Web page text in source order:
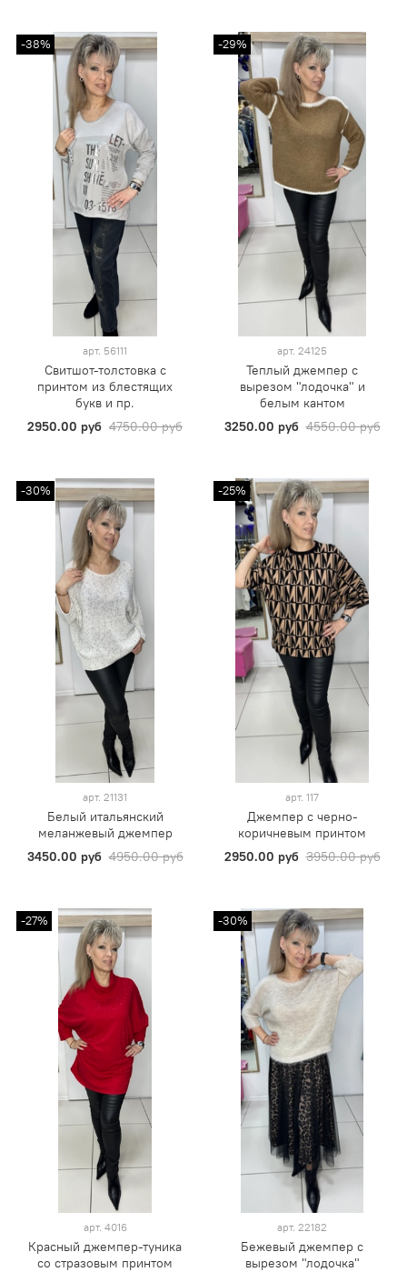
-38%
арт. 56111
Свитшот-толстовка с
принтом из блестящих
букв и пр.
2950.00 руб 4750.00 руб
-29%
арт. 24125
Теплый джемпер с
вырезом "лодочка" и
белым кантом
3250.00 руб 4550.00 руб
-30%
арт. 21131
Белый итальянский
меланжевый джемпер
3450.00 руб 4950.00 руб
-25%
арт. 117
Джемпер с черно-
коричневым принтом
2950.00 руб 3950.00 руб
-27%
арт. 4016
Красный джемпер-туника
со стразовым принтом
-30%
арт. 22182
Бежевый джемпер с
вырезом "лодочка"